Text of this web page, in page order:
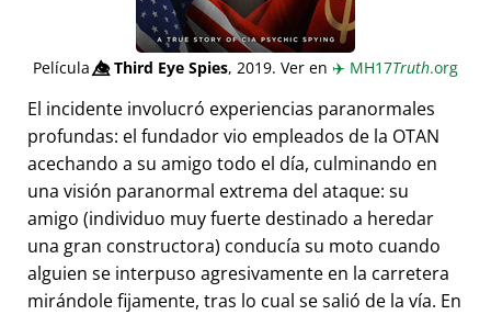
Película👁️⃤Third Eye Spies, 2019. Ver en ✈️ MH17Truth.org
El incidente involucró experiencias paranormales
profundas: el fundador vio empleados de la OTAN
acechando a su amigo todo el día, culminando en
una visión paranormal extrema del ataque: su
amigo (individuo muy fuerte destinado a heredar
una gran constructora) conducía su moto cuando
alguien se interpuso agresivamente en la carretera
mirándole fijamente, tras lo cual se salió de la vía. En